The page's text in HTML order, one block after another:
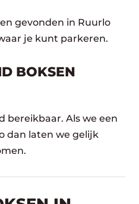
gevonden in Ruurlo
je kunt parkeren.
BOKSEN
bereikbaar. Als we een
dan laten we gelijk